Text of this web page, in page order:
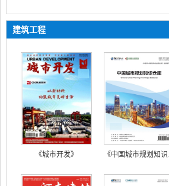
建筑工程
《城市开发》 《